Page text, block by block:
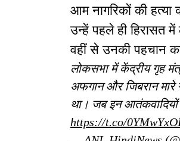
आम नागरिकों की
उन्हें पहले ही हिरासत
वहीं से उनकी पहचान
लोकसभा में केंद्रीय गृह
अफगान और जिबरान मारे
था। जब इन आतंकवादियों
https://t.co/